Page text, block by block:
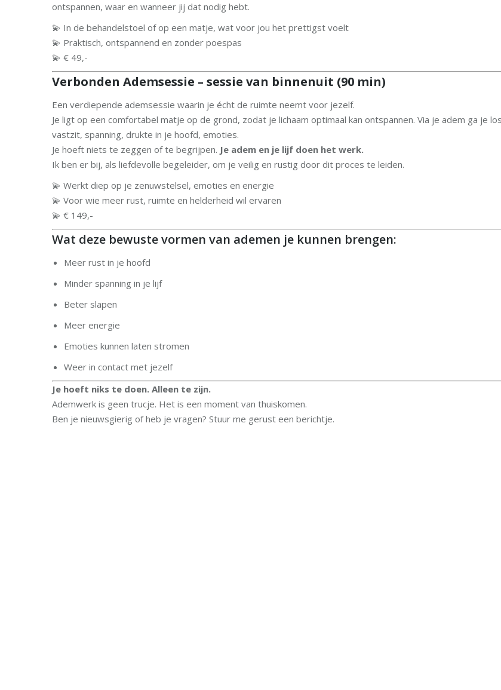
ontspannen, waar en wanneer jij dat nodig hebt.
💫 In de behandelstoel of op een matje, wat voor jou het prettigst voelt
💫 Praktisch, ontspannend en zonder poespas
💫 € 49,-
Verbonden Ademsessie – sessie van binnenuit (90 min)
Een verdiepende ademsessie waarin je écht de ruimte neemt voor jezelf.
Je ligt op een comfortabel matje op de grond, zodat je lichaam optimaal kan ontspannen. Via je adem ga je
vastzit, spanning, drukte in je hoofd, emoties.
Je hoeft niets te zeggen of te begrijpen. Je adem en je lijf doen het werk.
Ik ben er bij, als liefdevolle begeleider, om je veilig en rustig door dit proces te leiden.
💫 Werkt diep op je zenuwstelsel, emoties en energie
💫 Voor wie meer rust, ruimte en helderheid wil ervaren
💫 € 149,-
Wat deze bewuste vormen van ademen je kunnen brengen:
Meer rust in je hoofd
Minder spanning in je lijf
Beter slapen
Meer energie
Emoties kunnen laten stromen
Weer in contact met jezelf
Je hoeft niks te doen. Alleen te zijn.
Ademwerk is geen trucje. Het is een moment van thuiskomen.
Ben je nieuwsgierig of heb je vragen? Stuur me gerust een berichtje.